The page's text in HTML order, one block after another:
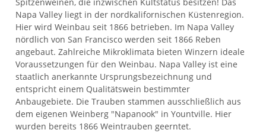
Spitzenweinen, die inzwischen Kultstatus besitzen! Das
Napa Valley liegt in der nordkalifornischen Küstenregion.
Hier wird Weinbau seit 1866 betrieben. Im Napa Valley
nördlich von San Francisco werden seit 1866 Reben
angebaut. Zahlreiche Mikroklimata bieten Winzern ideale
Voraussetzungen für den Weinbau. Napa Valley ist eine
staatlich anerkannte Ursprungsbezeichnung und
entspricht einem Qualitätswein bestimmter
Anbaugebiete. Die Trauben stammen ausschließlich aus
dem eigenen Weinberg "Napanook" in Yountville. Hier
wurden bereits 1866 Weintrauben geerntet.